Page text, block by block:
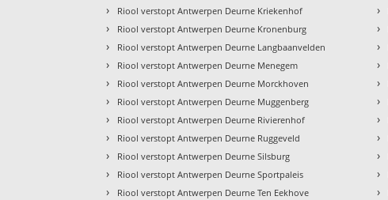
› Riool verstopt Antwerpen Deurne Kriekenhof
› Riool verstopt Antwerpen Deurne Kronenburg
› Riool verstopt Antwerpen Deurne Langbaanvelden
› Riool verstopt Antwerpen Deurne Menegem
› Riool verstopt Antwerpen Deurne Morckhoven
› Riool verstopt Antwerpen Deurne Muggenberg
› Riool verstopt Antwerpen Deurne Rivierenhof
› Riool verstopt Antwerpen Deurne Ruggeveld
› Riool verstopt Antwerpen Deurne Silsburg
› Riool verstopt Antwerpen Deurne Sportpaleis
› Riool verstopt Antwerpen Deurne Ten Eekhove
›
›
›
›
›
›
›
›
›
›
›